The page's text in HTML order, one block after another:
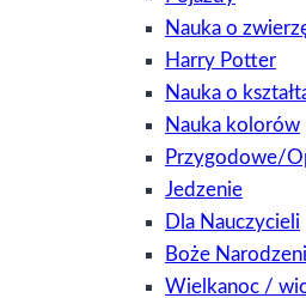
Nauka o
Harry Potter
Nauka o
Nauka kolorów
Przygodowe/
Jedzenie
Dla Nauczycieli
Boże
Wielkanoc /